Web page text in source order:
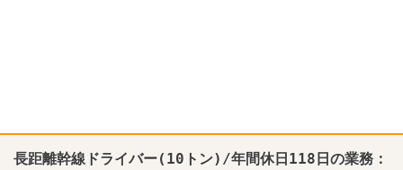
長距離幹線ドライバー(10トン)/年間休日118日の業務：